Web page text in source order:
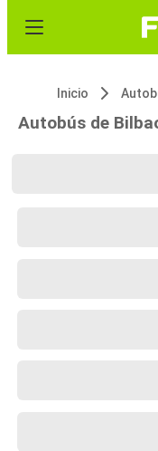
Inicio
Autobús de